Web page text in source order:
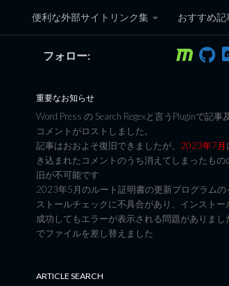
コンテンツへスキップ
便利な外部サイトリンク集 おすすめ記
黒翼猫のコン
フォロー:
重要なお知らせ
Word Press の Search Regexと言うPluginで記事
コメントがロストしました。
記事はおおよそ復旧できましたが、 2023年7月
き込まれたコメントのうち消えてしまったもの
旧が不可能です
2023年5月のルート証明書の更新プログラムの
ストールチェックに不具合があり、インストー
成功してもエラーが表示される問題がありまし
でファイルを差し替えました
ARTICLE SEARCH